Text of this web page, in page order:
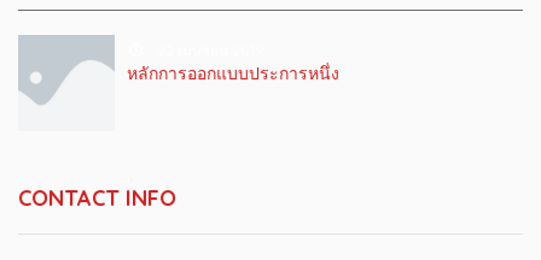
หลักการออกแบบประการหนึ่ง
CONTACT INFO